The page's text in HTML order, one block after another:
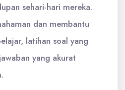
sehari-hari mereka.
dan membantu
latihan soal yang
yang akurat